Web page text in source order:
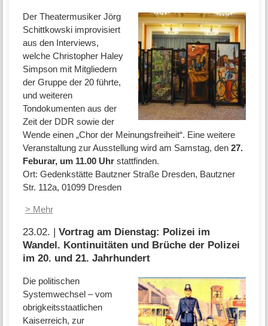
Der Theatermusiker Jörg
Schittkowski improvisiert
aus den Interviews,
welche Christopher Haley
Simpson mit Mitgliedern
der Gruppe der 20 führte,
und weiteren
Tondokumenten aus der
Zeit der DDR sowie der
Wende einen „Chor der Meinungsfreiheit“. Eine weitere
Veranstaltung zur Ausstellung wird am Samstag, den 27.
Feburar, um 11.00 Uhr stattfinden.
Ort: Gedenkstätte Bautzner Straße Dresden, Bautzner
Str. 112a, 01099 Dresden
> Mehr
23.02. | Vortrag am Dienstag: Polizei im
Wandel. Kontinuitäten und Brüche der Polizei
im 20. und 21. Jahrhundert
Die politischen
Systemwechsel – vom
obrigkeitsstaatlichen
Kaiserreich, zur